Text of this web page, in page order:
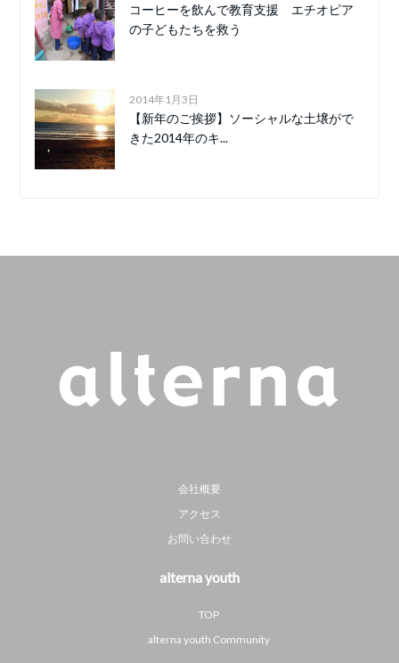
コーヒーを飲んで教育支援 エチオピア
の子どもたちを救う
2014年1月3日
【新年のご挨拶】ソーシャルな土壌がで
きた2014年のキ...
会社概要
アクセス
お問い合わせ
alterna youth
TOP
alterna youth Community